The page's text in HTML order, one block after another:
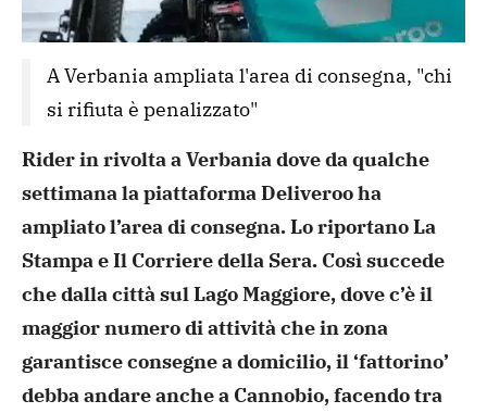
A Verbania ampliata l'area di consegna, "chi
si rifiuta è penalizzato"
Rider in rivolta a Verbania dove da qualche
settimana la piattaforma Deliveroo ha
ampliato l’area di consegna. Lo riportano La
Stampa e Il Corriere della Sera. Cosìsuccede
che dalla città sul Lago Maggiore, dove c’è il
maggiornumero di attività che in zona
garantisce consegne a domicilio,il ‘fattorino’
debba andare anche a Cannobio, facendo tra